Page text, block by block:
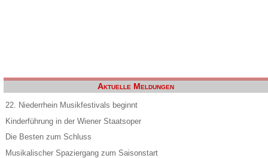
Aktuelle Meldungen
22. Niederrhein Musikfestivals beginnt
Kinderführung in der Wiener Staatsoper
Die Besten zum Schluss
Musikalischer Spaziergang zum Saisonstart